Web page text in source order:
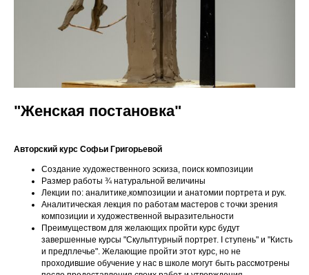
"Женская постановка"
Авторский курс Софьи Григорьевой
Создание художественного эскиза, поиск композиции
Размер работы ¾ натуральной величины
Лекции по: аналитике,композиции и анатомии портрета и рук.
Аналитическая лекция по работам мастеров с точки зрения
композиции и художественной выразительности
Преимуществом для желающих пройти курс будут
завершенные курсы "Скульптурный портрет. I ступень" и "Кисть
и предплечье". Желающие пройти этот курс, но не
проходившие обучение у нас в школе могут быть рассмотрены